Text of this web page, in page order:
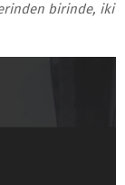
birinde, iki